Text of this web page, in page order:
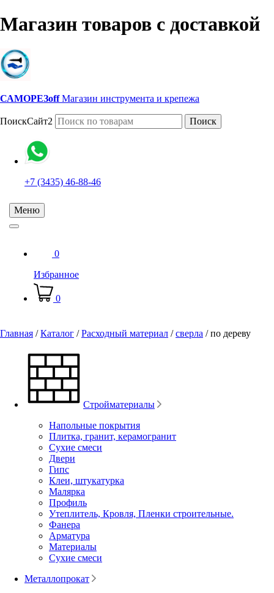
Магазин товаров с доставкой
САМОРЕЗoff Магазин инструмента и крепежа
ПоискСайт2 Поиск
+7 (3435) 46-88-46
Меню
0
Избранное
0
Главная /Каталог /Расходный материал /сверла /по дереву
Стройматериалы
Напольные покрытия
Плитка, гранит, керамогранит
Сухие смеси
Двери
Гипс
Клеи, штукатурка
Малярка
Профиль
Утеплитель, Кровля, Пленки строительные.
Фанера
Арматура
Материалы
Сухие смеси
Металлопрокат